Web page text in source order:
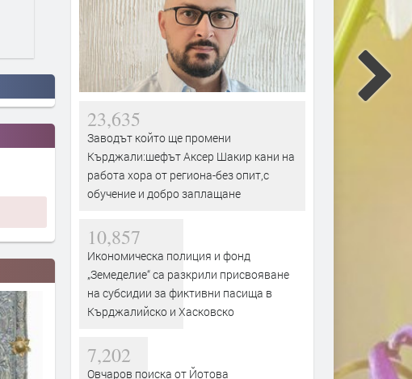
23,635
Заводът който ще промени
Кърджали:шефът Аксер Шакир кани на
работа хора от региона-без опит,с
обучение и добро заплащане
10,857
Икономическа полиция и фонд
„Земеделие“ са разкрили присвояване
на субсидии за фиктивни пасища в
Кърджалийско и Хасковско
7,202
Овчаров поиска от Йотова